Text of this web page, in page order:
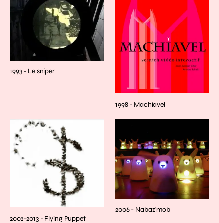
1993 - Le sniper
1998 - Machiavel
2002-2013 - Flying Puppet
2006 - Nabaz'mob